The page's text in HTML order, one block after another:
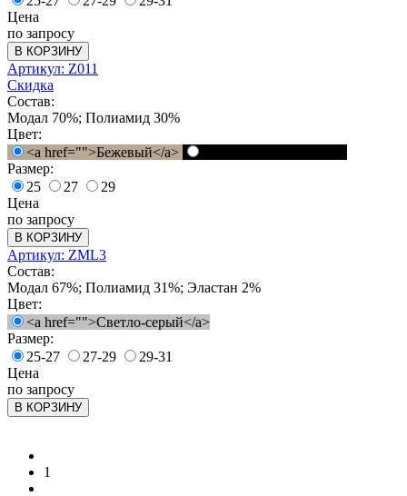
Цена
по запросу
В КОРЗИНУ
Артикул: Z011
Скидка
Состав:
Модал 70%; Полиамид 30%
Цвет:
<a href="">Бежевый</a>
Размер:
25
27
29
Цена
по запросу
В КОРЗИНУ
Артикул: ZML3
Состав:
Модал 67%; Полиамид 31%; Эластан 2%
Цвет:
<a href="">Светло-серый</a>
Размер:
25-27
27-29
29-31
Цена
по запросу
В КОРЗИНУ
1